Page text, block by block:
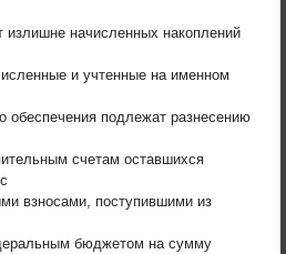
излишне начисленных накоплений
и учтенные на именном
обеспечения подлежат разнесению
счетам оставшихся
взносами, поступившими из
бюджетом на сумму